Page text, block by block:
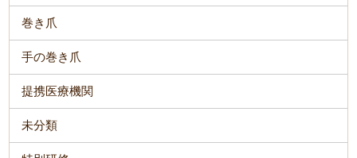
巻き爪
手の巻き爪
提携医療機関
未分類